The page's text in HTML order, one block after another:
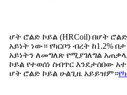
ሆት ሮልድ ኮይል (HRCoil) በሆት
አይነት ነው። የካርቦን ብረት ከ1.2%
አይነትን ለመግለጽ የሚያገለግል
ኮይል የተወሰነ ስብጥር እንደታሰበው
ሆት ሮልድ ኮይል ሁልጊዜ አይይዝም።